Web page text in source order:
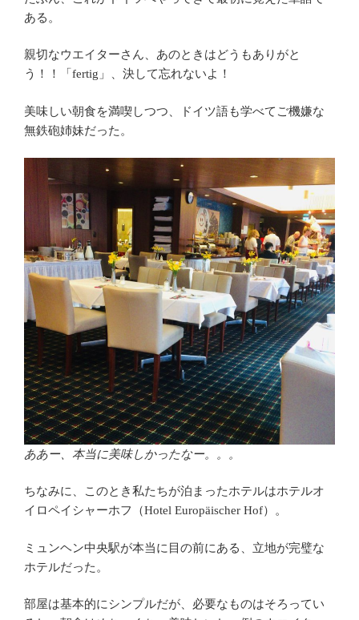
ある。
親切なウエイターさん、あのときはどうもありがと
う！！「fertig」、決して忘れないよ！
美味しい朝食を満喫しつつ、ドイツ語も学べてご機嫌な
無鉄砲姉妹だった。
ああー、本当に美味しかったなー。。。
ちなみに、このとき私たちが泊まったホテルはホテルオ
イロペイシャーホフ（Hotel Europäischer Hof）。
ミュンヘン中央駅が本当に目の前にある、立地が完璧な
ホテルだった。
部屋は基本的にシンプルだが、必要なものはそろってい